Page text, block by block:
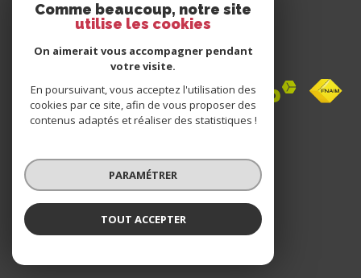
Nous
adhérons
clients
0 avis
Comme beaucoup, notre site
utilise les cookies
On aimerait vous accompagner pendant
votre visite.
En poursuivant, vous acceptez l'utilisation des
cookies par ce site, afin de vous proposer des
contenus adaptés et réaliser des statistiques !
PARAMÉTRER
TOUT ACCEPTER